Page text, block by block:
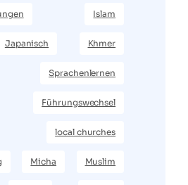
Islam
Japanisch Khmer
Sprachenlernen
Führungswechsel
local churches
Micha Muslim